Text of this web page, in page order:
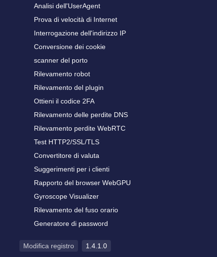
Analisi dell'UserAgent
Prova di velocità di Internet
Interrogazione dell'indirizzo IP
Conversione dei cookie
scanner del porto
Rilevamento robot
Rilevamento del plugin
Ottieni il codice 2FA
Rilevamento delle perdite DNS
Rilevamento perdite WebRTC
Test HTTP2/SSL/TLS
Convertitore di valuta
Suggerimenti per i clienti
Rapporto del browser WebGPU
Gyroscope Visualizer
Rilevamento del fuso orario
Generatore di password
Modifica registro 1.4.1.0